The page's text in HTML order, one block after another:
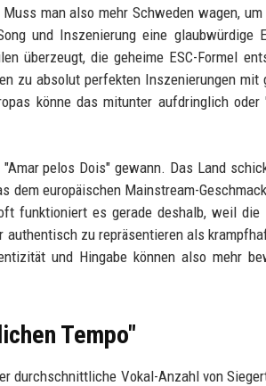
man also mehr Schweden wagen,
und Inszenierung eine glaubwürdige
überzeugt, die geheime ESC-Formel
zu absolut perfekten Inszenierungen
könne das mitunter aufdringlich
pelos Dois" gewann. Das Land
dem europäischen Mainstream-
funktioniert es gerade deshalb, weil die
zu repräsentieren als
und Hingabe können also mehr
Tempo"
durchschnittliche Vokal-Anzahl von